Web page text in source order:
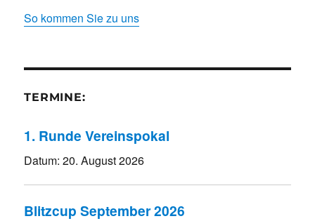
So kommen Sie zu uns
TERMINE:
1. Runde Vereinspokal
Datum:20. August 2026
Blitzcup September 2026